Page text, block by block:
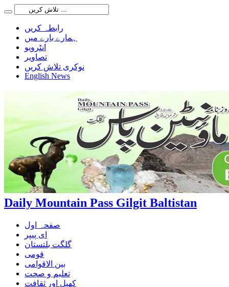
رابطہ کریں
ہمارے بارے میں
انٹرویو
تصاویر
نوکری تلاش کریں
English News
Daily Mountain Pass Gilgit Baltistan
صفحہ اول
ای پیپر
گلگت بلتستان
قومی
بین الاقوامی
تعلیم و صحت
کھیل اور ثقافت